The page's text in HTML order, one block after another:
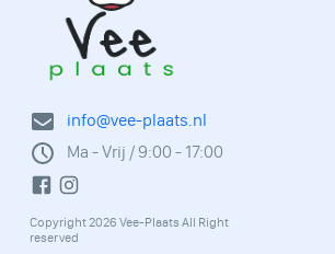
info@vee-plaats.nl
Ma - Vrij / 9:00 - 17:00
Copyright 2026 Vee-Plaats All Right
reserved